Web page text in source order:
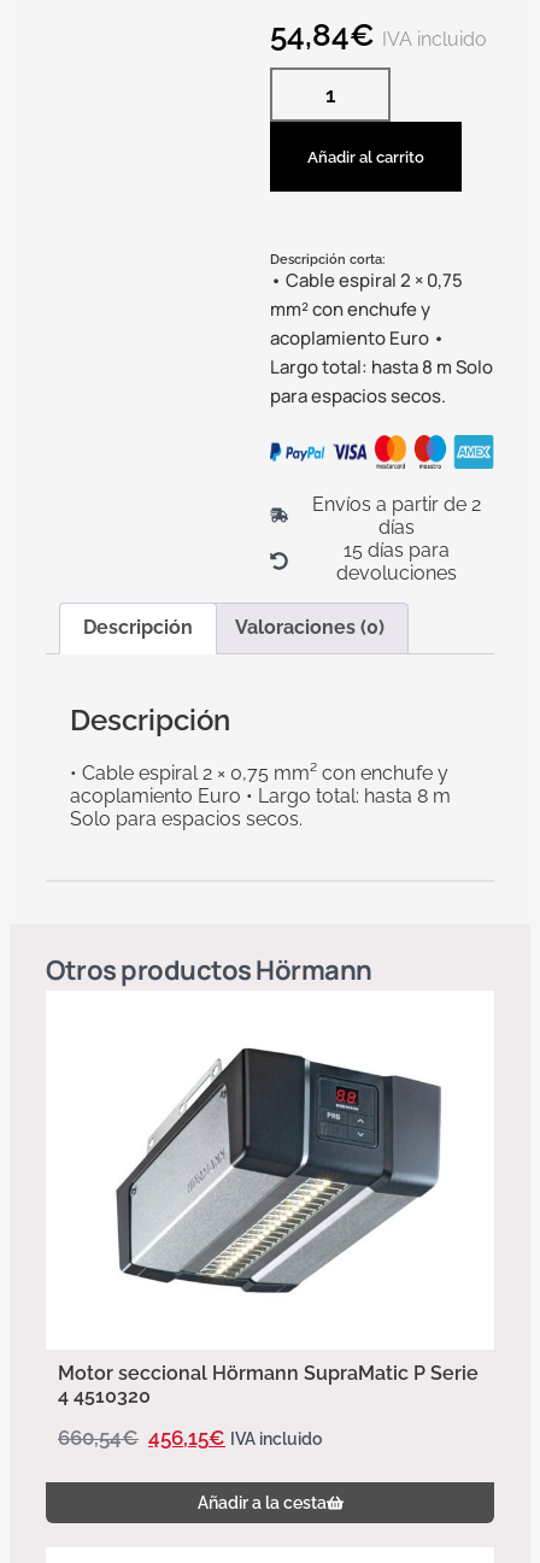
54,84€ IVA incluido
Añadir al carrito
Descripción corta:
• Cable espiral 2 × 0,75
mm² con enchufe y
acoplamiento Euro •
Largo total: hasta 8 m Solo
para espacios secos.
Envíos a partir de 2
días
15 días para
devoluciones
Descripción Valoraciones (0)
Descripción
• Cable espiral 2 × 0,75 mm² con enchufe y
acoplamiento Euro • Largo total: hasta 8 m
Solo para espacios secos.
Otros productosHörmann
Motor seccional Hörmann SupraMatic P Serie
4 4510320
660,54€ 456,15€ IVA incluido
Añadir a la cesta